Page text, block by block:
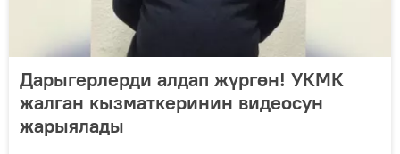
Дарыгерлерди алдап жүргөн! УКМК
жалган кызматкеринин видеосун
жарыялады